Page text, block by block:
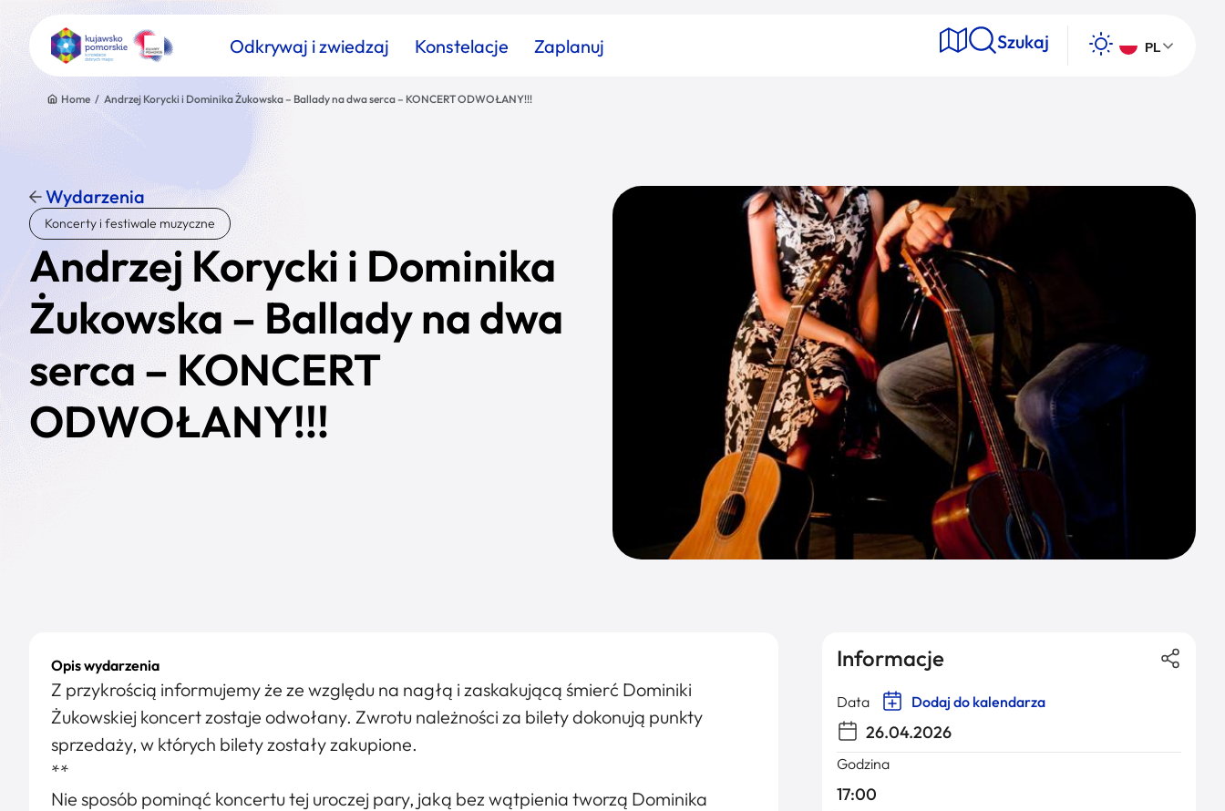
Odkrywaj i zwiedzaj Konstelacje Zaplanuj Szukaj PL
Znajdź atrakcję
Nazwa atrakcji Kategoria
Home / Andrzej Korycki i Dominika Żukowska – Ballady na dwa serca – KONCERT ODWOŁANY!!!
Wydarzenia
Koncerty i festiwale muzyczne
Andrzej Korycki i Dominika
Żukowska – Ballady na dwa
serca – KONCERT
ODWOŁANY!!!
Opis wydarzenia
Z przykrością informujemy że ze względu na nagłą i zaskakującą śmierć Dominiki
Żukowskiej koncert zostaje odwołany. Zwrotu należności za bilety dokonują punkty
sprzedaży, w których bilety zostały zakupione.
**
Nie sposób pominąć koncertu tej uroczej pary, jaką bez wątpienia tworzą Dominika
Informacje
Data Dodaj do kalendarza
26.04.2026
Godzina
17:00